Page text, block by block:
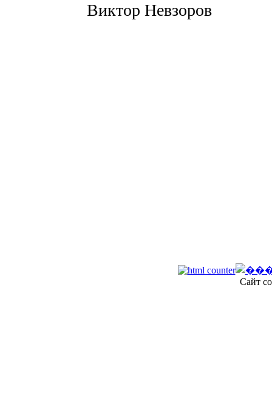
Виктор Невзоров
Сайт